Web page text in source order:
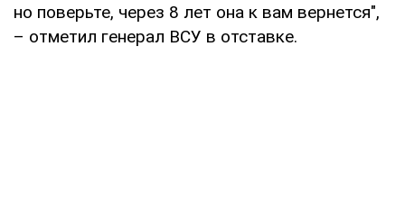
но поверьте, через 8 лет она к вам вернется",
– отметил генерал ВСУ в отставке.